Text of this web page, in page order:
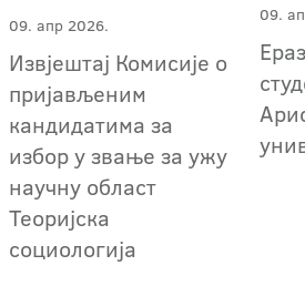
09. апр 2026.
Извјештај Комисије о
пријављеним
кандидатима за
избор у звање за ужу
научну област
Теоријска
социологија
09.